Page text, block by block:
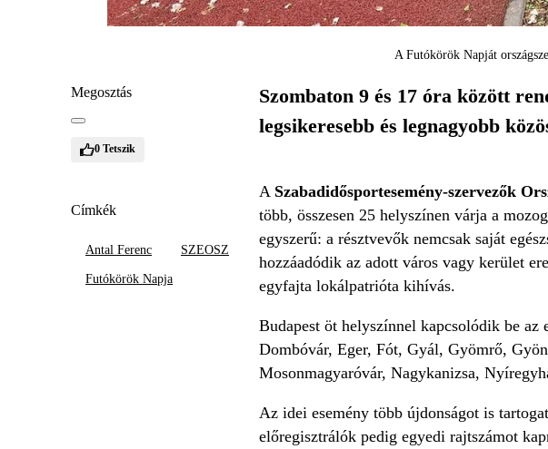
A Futókörök Napját
Megosztás
0 Tetszik
Címkék
Antal Ferenc SZEOSZ
Futókörök Napja
Szombaton 9 és 17 óra között
legsikeresebb és legnagyobb
A Szabadidősportesemény-szervezők
több, összesen 25 helyszínen várja a
egyszerű: a résztvevők nemcsak saját
hozzáadódik az adott város vagy kerület
egyfajta lokálpatrióta kihívás.
Budapest öt helyszínnel kapcsolódik be az
Dombóvár, Eger, Fót, Gyál, Gyömrő,
Mosonmagyaróvár, Nagykanizsa,
Az idei esemény több újdonságot is
előregisztrálók pedig egyedi rajtszámot